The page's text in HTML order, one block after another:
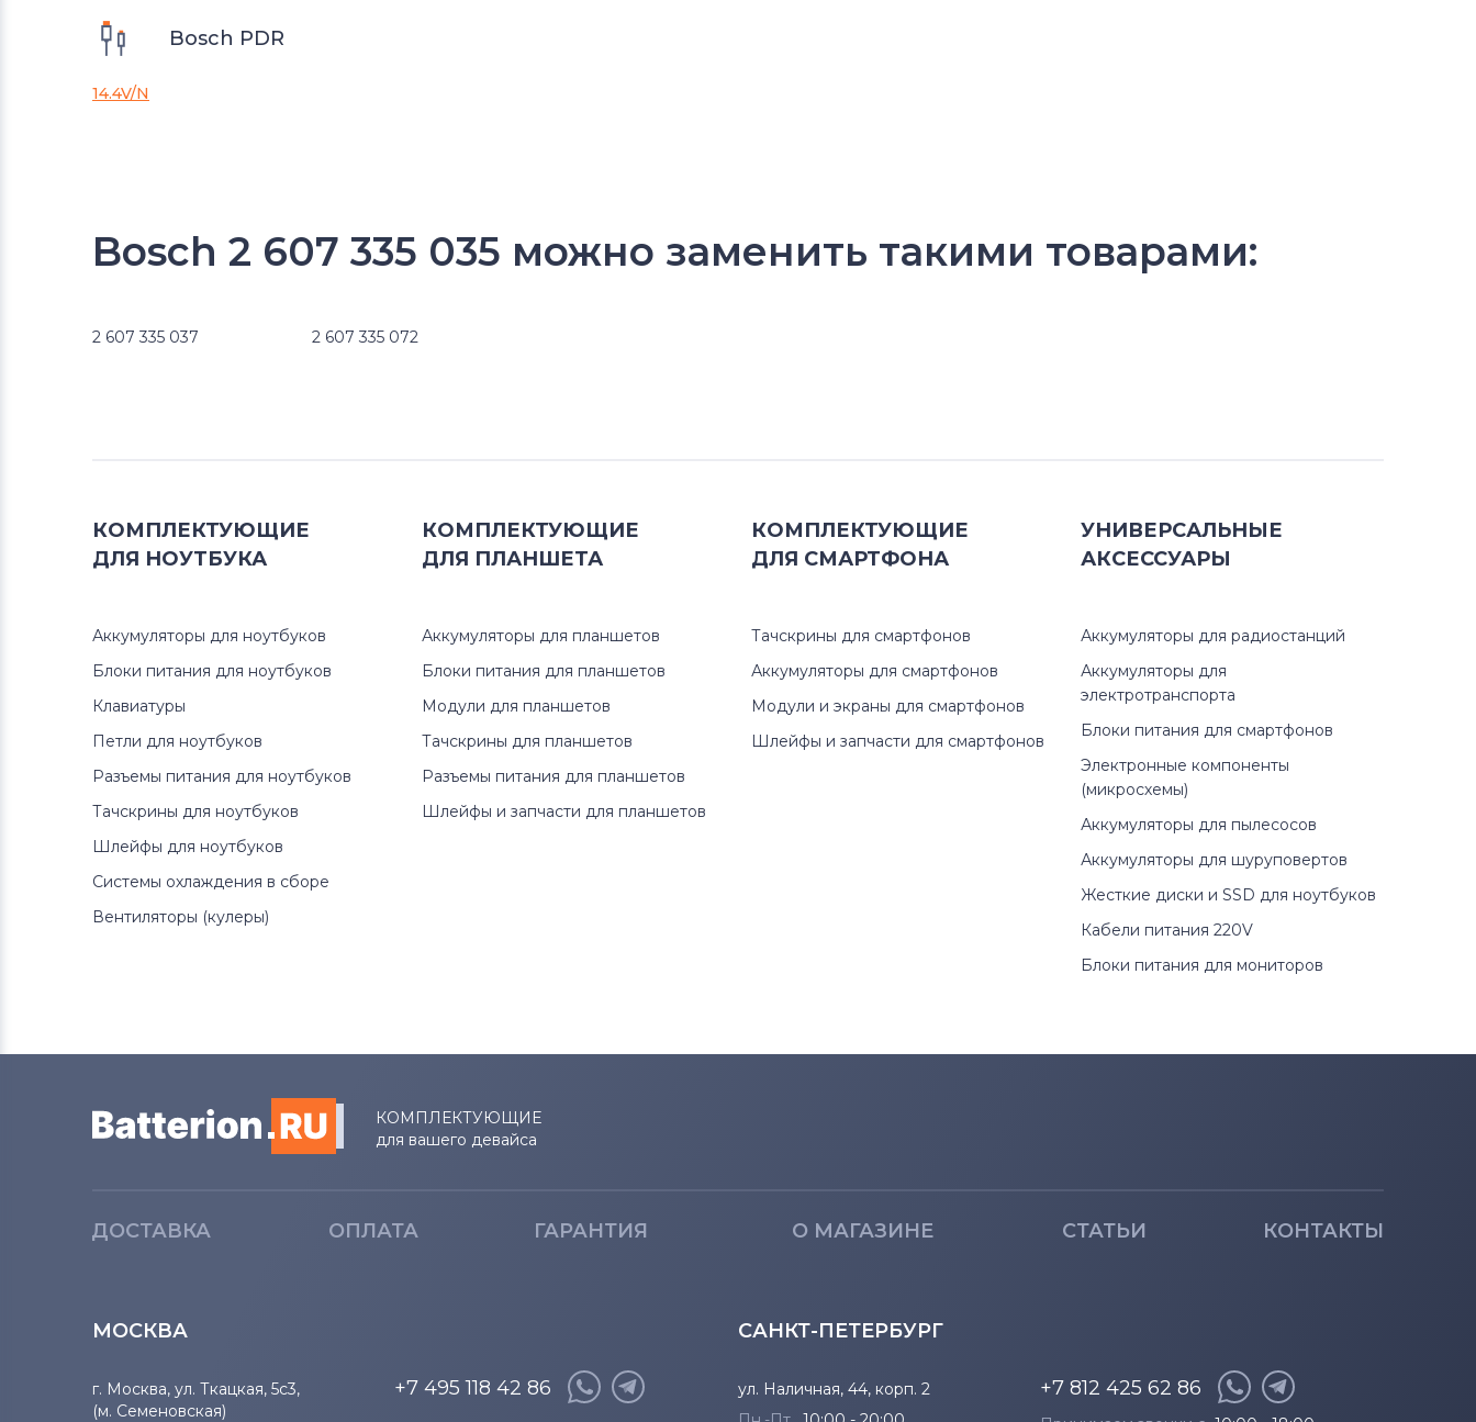
Bosch PDR
14.4V/N
Bosch 2 607 335 035 можно заменить такими товарами:
2 607 335 037 2 607 335 072
КОМПЛЕКТУЮЩИЕ
ДЛЯ НОУТБУКА
Аккумуляторы для ноутбуков
Блоки питания для ноутбуков
Клавиатуры
Петли для ноутбуков
Разъемы питания для ноутбуков
Тачскрины для ноутбуков
Шлейфы для ноутбуков
Системы охлаждения в сборе
Вентиляторы (кулеры)
КОМПЛЕКТУЮЩИЕ
ДЛЯ ПЛАНШЕТА
Аккумуляторы для планшетов
Блоки питания для планшетов
Модули для планшетов
Тачскрины для планшетов
Разъемы питания для планшетов
Шлейфы и запчасти для планшетов
КОМПЛЕКТУЮЩИЕ
ДЛЯ СМАРТФОНА
Тачскрины для смартфонов
Аккумуляторы для смартфонов
Модули и экраны для смартфонов
Шлейфы и запчасти для смартфонов
УНИВЕРСАЛЬНЫЕ
АКСЕССУАРЫ
Аккумуляторы для радиостанций
Аккумуляторы для
электротранспорта
Блоки питания для смартфонов
Электронные компоненты
(микросхемы)
Аккумуляторы для пылесосов
Аккумуляторы для шуруповертов
Жесткие диски и SSD для ноутбуков
Кабели питания 220V
Блоки питания для мониторов
КОМПЛЕКТУЮЩИЕ
для вашего девайса
ДОСТАВКА ОПЛАТА ГАРАНТИЯ О МАГАЗИНЕ СТАТЬИ КОНТАКТЫ
МОСКВА
г. Москва, ул. Ткацкая, 5с3,
(м. Семеновская)
+7 495 118 42 86
САНКТ-ПЕТЕРБУРГ
ул. Наличная, 44, корп. 2
+7 812 425 62 86